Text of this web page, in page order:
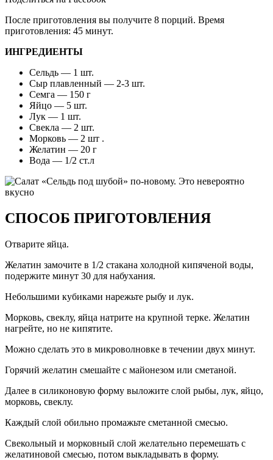
После приготовления вы получите 8 порций. Время
приготовления: 45 минут.
ИНГРЕДИЕНТЫ
Сельдь — 1 шт.
Сыр плавленный — 2-3 шт.
Семга — 150 г
Яйцо — 5 шт.
Лук — 1 шт.
Свекла — 2 шт.
Морковь — 2 шт .
Желатин — 20 г
Вода — 1/2 ст.л
СПОСОБ ПРИГОТОВЛЕНИЯ
Отварите яйца.
Желатин замочите в 1/2 стакана холодной кипяченой воды,
подержите минут 30 для набухания.
Небольшими кубиками нарежьте рыбу и лук.
Морковь, свеклу, яйца натрите на крупной терке. Желатин
нагрейте, но не кипятите.
Можно сделать это в микроволновке в течении двух минут.
Горячий желатин смешайте с майонезом или сметаной.
Далее в силиконовую форму выложите слой рыбы, лук, яйцо,
морковь, свеклу.
Каждый слой обильно промажьте сметанной смесью.
Свекольный и морковный слой желательно перемешать с
желатиновой смесью, потом выкладывать в форму.